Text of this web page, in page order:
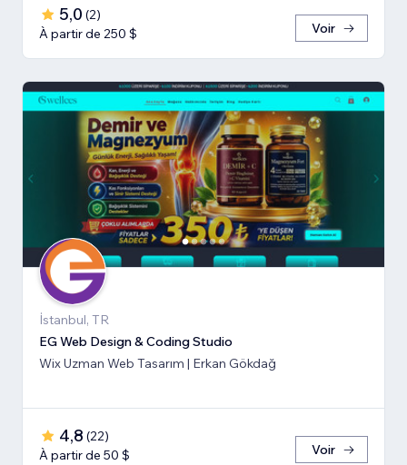
5,0 (2)
À partir de 250 $
Voir
İstanbul, TR
EG Web Design & Coding Studio
Wix Uzman Web Tasarım | Erkan Gökdağ
4,8 (22)
À partir de 50 $
Voir